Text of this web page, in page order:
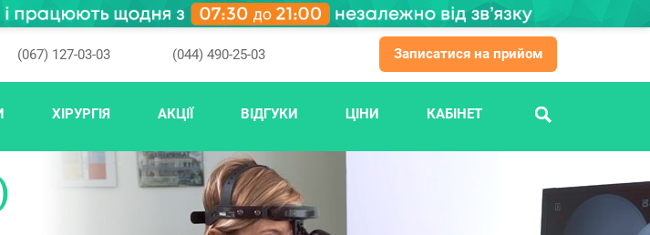
ПОШУК
(067) 127-03-03 (044) 490-25-03 Записатися на прийом
ХІРУРГІЯ АКЦІЇ ВІДГУКИ ЦІНИ КАБІНЕТ